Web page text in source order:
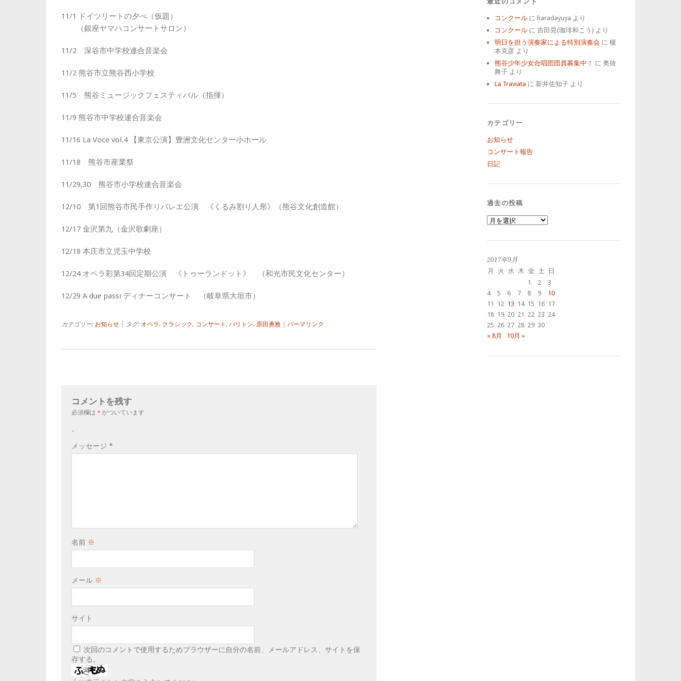
11/1 ドイツリートの夕べ（仮題）
（銀座ヤマハコンサートサロン）
11/2 深谷市中学校連合音楽会
11/2 熊谷市立熊谷西小学校
11/5 熊谷ミュージックフェスティバル（指揮）
11/9 熊谷市中学校連合音楽会
11/16 La Voce vol.4 【東京公演】豊洲文化センター小ホール
11/18 熊谷市産業祭
11/29,30 熊谷市小学校連合音楽会
12/10 第1回熊谷市民手作りバレエ公演 《くるみ割り人形》（熊谷文化創造館）
12/17 金沢第九（金沢歌劇座）
12/18 本庄市立児玉中学校
12/24 オペラ彩第34回定期公演 《トゥーランドット》 （和光市民文化センター）
12/29 A due passi ディナーコンサート （岐阜県大垣市）
カテゴリー: お知らせ | タグ: オペラ, クラシック, コンサート , バリトン, 原田勇雅 パーマリンク
コメントを残す
必須欄は * がついています
。
メッセージ *
名前 ※
メール ※
サイト
次回のコメントで使用するためブラウザーに自分の名前、メールアドレス、サイトを保
存する。
コンクール に haradayuya より
コンクール に 吉田晃(珈琲和こう) より
明日を担う演奏家による特別演奏会 に 榎
本克彦 より
熊谷少年少女合唱団団員募集中！ に 奥抜
舞子 より
La Traviata に 新井佐知子 より
カテゴリー
お知らせ
コンサート報告
日記
過去の投稿
過
2017年9月
月
火 水 木 金 土
日
1
2
3
4
5 6 7 8 9
10
11
12 13 14 15 16 17
18 19 20 21 22 23 24
25 26 27 28 29 30
« 8月
10月 »